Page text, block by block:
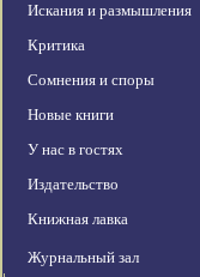
Искания и размышления
Критика
Сомнения и споры
Новые книги
У нас в гостях
Издательство
Книжная лавка
Журнальный зал